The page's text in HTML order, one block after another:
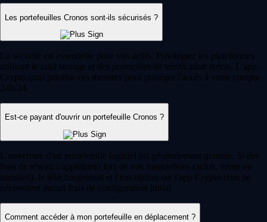
Les portefeuilles Cronos sont-ils sécurisés ?
La sécurité est essentielle pour vos actifs. Privilégiez les plateformes
utilisant le cold storage et des protocoles de vérification stricts. L'app
Crypto.com priorise ces mesures pour protéger l'accès à votre compte
24h/24.
Est-ce payant d'ouvrir un portefeuille Cronos ?
L'ouverture d'un portefeuille logiciel est généralement gratuite. Si des
frais de réseau s'appliquent lors de vos transactions (achat, vente ou
transfert), le téléchargement et l'inscription sur l'app Crypto.com ne
nécessitent aucun frais de configuration initial.
Comment accéder à mon portefeuille en déplacement ?